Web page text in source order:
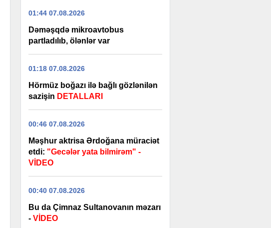
01:44 07.08.2026
Dəməşqdə mikroavtobus
partladılıb, ölənlər var
01:18 07.08.2026
Hörmüz boğazı ilə bağlı gözlənilən
sazişin DETALLARI
00:46 07.08.2026
Məşhur aktrisa Ərdoğana müraciət
etdi: "Gecələr yata bilmirəm" -
VİDEO
00:40 07.08.2026
Bu da Çimnaz Sultanovanın məzarı
- VİDEO